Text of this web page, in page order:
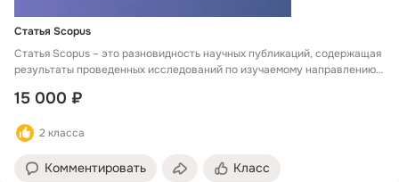
Статья Scopus
Статья Scopus – это разновидность научных публикаций, содержащая
результаты проведенных исследований по изучаемому направлению.
опубликованная статья в базе Scopus увеличивает шансы на
возможность поиска новых идей для ведения научной деятельности.
15 000 ₽
2 класса
Комментировать Класс